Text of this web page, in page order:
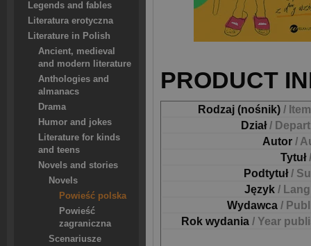
Legends and fables
Literatura erotyczna
Literature in Polish
Ancient, medieval
and modern literature
Anthologies and
almanacs
Drama
Humor and jokes
Literature for kinds
and teens
Novels and stories
Novels
Powieść polska
Powieść
zagraniczna
Scenariusze
PRODUCT
Rodzaj (nośnik) /
Dział/
Autor /
Tytuł
Podtytuł/
Język /
Wydawca /
Rok wydania / Year